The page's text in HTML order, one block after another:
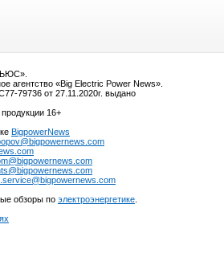
агентство «Big Electric Power News».
79736 от 27.11.2020г. выдано
16+
BigpowerNews
обзоры по электроэнергетике